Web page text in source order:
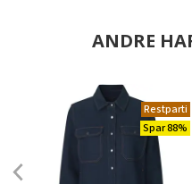
ANDRE
Restparti
Spar 88%